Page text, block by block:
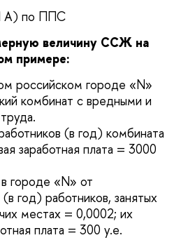
А) по ППС
величину ССЖ на
примере:
российском городе «N»
комбинат с вредными и
(в год) комбината
заработная плата = 3000
городе «N» от
год) работников, занятых
местах = 0,0002; их
плата = 300 у.е.